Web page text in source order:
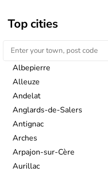
Top cities
Albepierre
Alleuze
Andelat
Anglards-de-Salers
Antignac
Arches
Arpajon-sur-Cère
Aurillac